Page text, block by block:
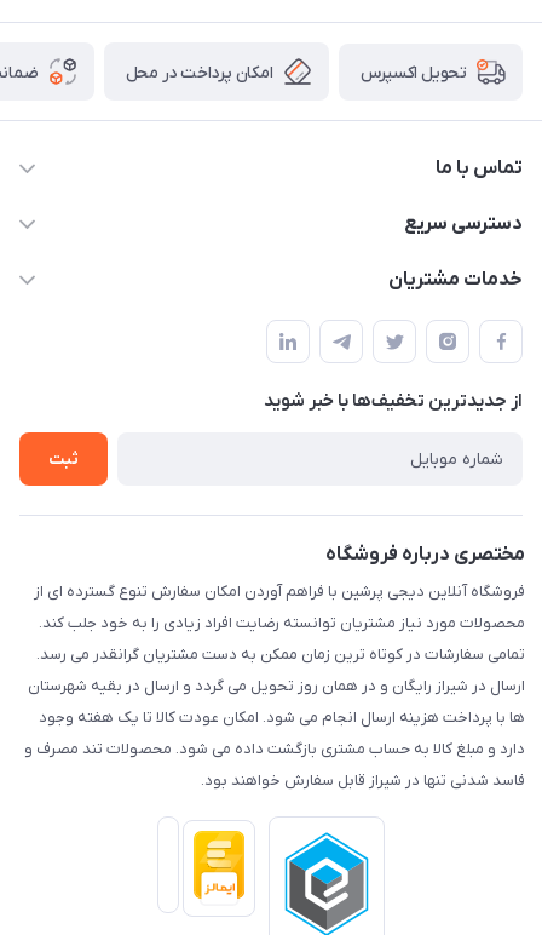
تحویل اکسپرس امکان پرداخت در محل
تماس با ما
09172138137
دسترسی سریع
حساب کاربری
لیست محصولات
درباره ما
خدمات مشتریان
قوانین و مقررات
حریم خصوصی
راهنما
از جدید‌ترین تخفیف‌ها با‌ خبر شوید
ثبت
مختصری درباره فروشگاه
فروشگاه آنلاین دیجی پرشین با فراهم آوردن امکان سفارش تنوع گسترده ای از
محصولات مورد نیاز مشتریان توانسته رضایت افراد زیادی را به خود جلب کند.
تمامی سفارشات در کوتاه ترین زمان ممکن به دست مشتریان گرانقدر می رسد.
ارسال در شیراز رایگان و در همان روز تحویل می گردد و ارسال در بقیه شهرستان
ها با پرداخت هزینه ارسال انجام می شود. امکان عودت کالا تا یک هفته وجود
دارد و مبلغ کالا به حساب مشتری بازگشت داده می شود. محصولات تند مصرف و
فاسد شدنی تنها در شیراز قابل سفارش خواهند بود.